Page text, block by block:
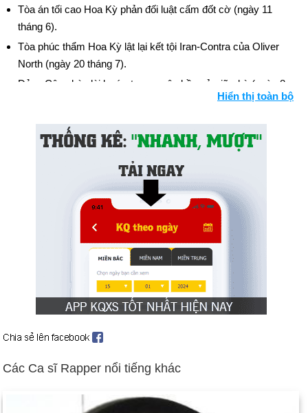
Tòa án tối cao Hoa Kỳ phản đối luật cấm đốt cờ (ngày 11
tháng 6).
Tòa phúc thẩm Hoa Kỳ lật lại kết tội Iran-Contra của Oliver
North (ngày 20 tháng 7).
Đảng Cộng hòa lùi bước trong cuộc bầu cử giữa kỳ (ngày 8
Ngày sinh Kilo Kish (10-5) trong lịch sử
Ngày 10-5 năm 1775:Người nông dân Ethan Allen và tổ chức
"Green Mountain Boys" của anh ấy đã chiếm được Pháo đài
Ticonderoga từ tay người Anh.
Ngày 10-5 năm 1863:
Tướng Liên minh Stonewall Jackson đã
chết sau khi vô tình bị bắn bởi chính quân đội của mình.
Ngày 10-5 năm 1869:Tuyến đường sắt xuyên lục địa đầu tiên
của Hoa Kỳ đã được hoàn thành với một buổi lễ tại
Promontory Summit, Utah.
Ngày 10-5 năm 1924:J. Edgar Hoover trở thành giám đốc
FBI.
Ngày 10-5 năm 1940:
Ngày 10-5 năm 1994:Nelson Mandela tuyên thệ nhậm chức
Hiển thị toàn bộ
Các Ca sĩ Rapper nổi tiếng khác